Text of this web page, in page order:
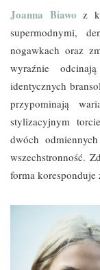
Joanna Biawo z
supermodnymi,
nogawkach oraz
wyraźnie
identycznych
przypominają
stylizacyjnym
dwóch
wszechstronność.
forma